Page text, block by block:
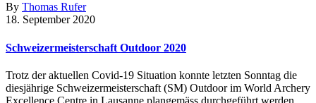
By Thomas Rufer
18. September 2020
Schweizermeisterschaft Outdoor 2020
Trotz der aktuellen Covid-19 Situation konnte letzten Sonntag die
diesjährige Schweizermeisterschaft (SM) Outdoor im World Archery
Excellence Centre in Lausanne plangemäss durchgeführt werden